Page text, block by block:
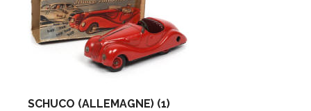
SCHUCO (ALLEMAGNE) (1)